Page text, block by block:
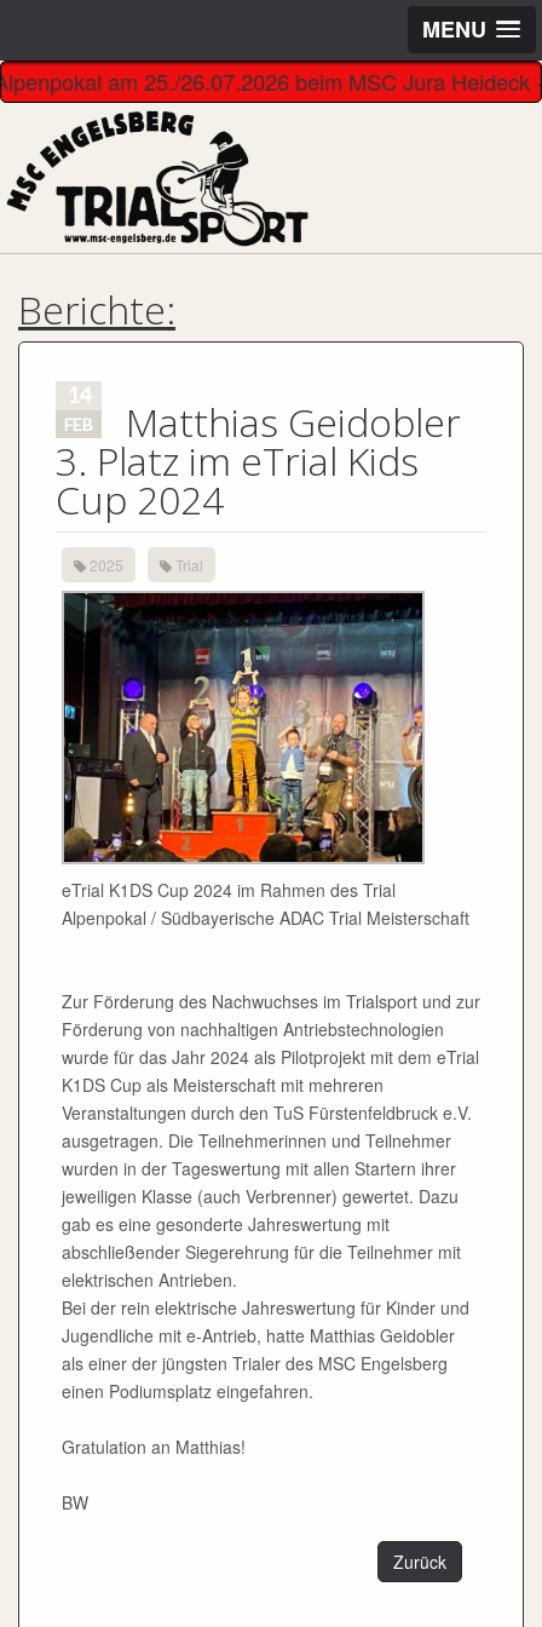
MENU
am 25./26.07.2026 beim MSC Jura Heideck
Berichte:
14
FEB Matthias Geidobler
3. Platz im eTrial Kids
Cup 2024
2025 Trial
eTrial K1DS Cup 2024 im Rahmen des Trial
Alpenpokal / Südbayerische ADAC Trial Meisterschaft
Zur Förderung des Nachwuchses im Trialsport und zur
Förderung von nachhaltigen Antriebstechnologien
wurde für das Jahr 2024 als Pilotprojekt mit dem eTrial
K1DS Cup als Meisterschaft mit mehreren
Veranstaltungen durch den TuS Fürstenfeldbruck e.V.
ausgetragen. Die Teilnehmerinnen und Teilnehmer
wurden in der Tageswertung mit allen Startern ihrer
jeweiligen Klasse (auch Verbrenner) gewertet. Dazu
gab es eine gesonderte Jahreswertung mit
abschließender Siegerehrung für die Teilnehmer mit
elektrischen Antrieben.
Bei der rein elektrische Jahreswertung für Kinder und
Jugendliche mit e-Antrieb, hatte Matthias Geidobler
als einer der jüngsten Trialer des MSC Engelsberg
einen Podiumsplatz eingefahren.
Gratulation an Matthias!
BW
Zurück